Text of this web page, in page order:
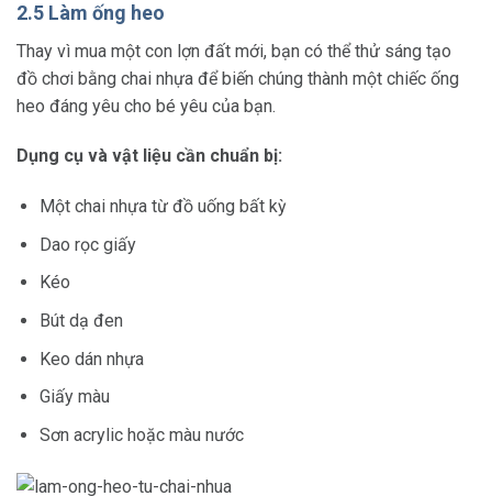
2.5 Làm ống heo
Thay vì mua một con lợn đất mới, bạn có thể thử sáng tạo
đồ chơi bằng chai nhựa để biến chúng thành một chiếc ống
heo đáng yêu cho bé yêu của bạn.
Dụng cụ và vật liệu cần chuẩn bị:
Một chai nhựa từ đồ uống bất kỳ
Dao rọc giấy
Kéo
Bút dạ đen
Keo dán nhựa
Giấy màu
Sơn acrylic hoặc màu nước